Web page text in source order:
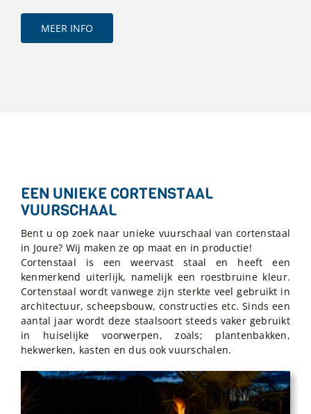
MEER INFO
EEN UNIEKE CORTENSTAAL
VUURSCHAAL
Bent u op zoek naar unieke vuurschaal van cortenstaal
in Joure? Wij maken ze op maat en in productie!
Cortenstaal is een weervast staal en heeft een
kenmerkend uiterlijk, namelijk een roestbruine kleur.
Cortenstaal wordt vanwege zijn sterkte veel gebruikt in
architectuur, scheepsbouw, constructies etc. Sinds een
aantal jaar wordt deze staalsoort steeds vaker gebruikt
in huiselijke voorwerpen, zoals; plantenbakken,
hekwerken, kasten en dus ook vuurschalen.